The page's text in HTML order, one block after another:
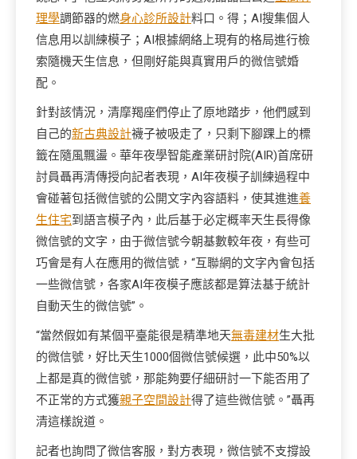
理學調節器的燃身心診所設計料口。得；AI搜集個人
信息用以訓練模子；AI根據網絡上現有的格局進行檢
索隨機天生信息，但剛好能與真實用戶的微信號婚
配。
針對該情況，清摩羯座們停止了原地踏步，他們感到
自己的新古典設計襪子被吸走了，只剩下腳踝上的標
籤在隨風飄盪。華年夜學智能產業研討院(AIR)首席研
討員聶再清傳授向記者表現，AI年夜模子訓練過程中
會碰著包括微信號的公開文字內容語料，使其進進養
生住宅到語言模子內，此后基于必定概率天生長得像
微信號的文字，由于微信號今朝基數較年夜，有些可
巧會是有人在應用的微信號，“互聯網的文字內會包括
一些微信號，各家AI年夜模子應該都是算法基于統計
自動天生的微信號”。
“當然假如有某個平臺能很是精準地天無毒建材生大批
的微信號，好比天生1000個微信號候選，此中50%以
上都是真的微信號，那能夠要仔細研討一下能否用了
不正常的方式獲親子空間設計得了這些微信號。”聶再
清這樣說道。
記者也詢問了微信客服，對方表現，微信號不支撐設